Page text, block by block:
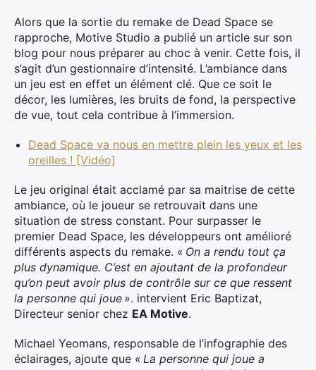
Alors que la sortie du remake de Dead Space se
rapproche, Motive Studio a publié un article sur son
blog pour nous préparer au choc à venir. Cette fois, il
s’agit d’un gestionnaire d’intensité. L’ambiance dans
un jeu est en effet un élément clé. Que ce soit le
décor, les lumières, les bruits de fond, la perspective
de vue, tout cela contribue à l’immersion.
Dead Space va nous en mettre plein les yeux et les
oreilles ! [Vidéo]
Le jeu original était acclamé par sa maitrise de cette
ambiance, où le joueur se retrouvait dans une
situation de stress constant. Pour surpasser le
premier Dead Space, les développeurs ont amélioré
différents aspects du remake. « On a rendu tout ça
plus dynamique. C’est en ajoutant de la profondeur
qu’on peut avoir plus de contrôle sur ce que ressent
la personne qui joue ». intervient Eric Baptizat,
Directeur senior chez EA Motive.
Michael Yeomans, responsable de l’infographie des
éclairages, ajoute que « La personne qui joue a